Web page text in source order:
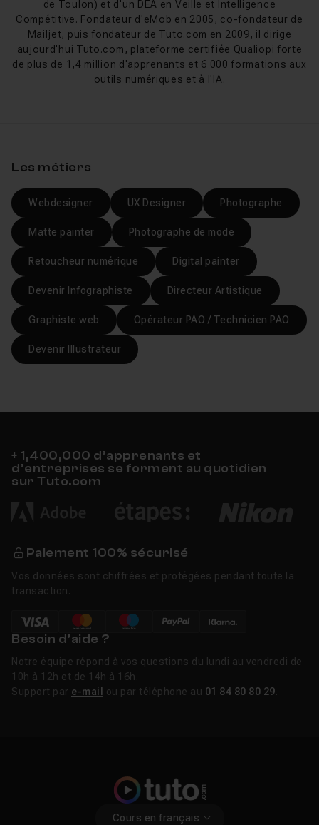
tutos gratuits Photoshopmais aussi
desformations complètespour correspondre à tous
vos besoins.
de Toulon) et d'un DEA en Veille et Intelligence
Compétitive. Fondateur d'eMob en 2005, co-fondateur de
Mailjet, puis fondateur de Tuto.com en 2009, il dirige
aujourd'hui Tuto.com, plateforme certifiée Qualiopi forte
de plus de 1,4 million d'apprenants et 6 000 formations aux
outils numériques et à l'IA.
Les métiers
Webdesigner UX Designer Photographe
Matte painter Photographe de mode
Retoucheur numérique Digital painter
Devenir Infographiste Directeur Artistique
Graphiste web Opérateur PAO / Technicien PAO
Devenir Illustrateur
+ 1,400,000 d’apprenants et
d’entreprises se forment au quotidien
sur Tuto.com
Paiement 100% sécurisé
Vos données sont chiffrées et protégées pendant toute la
transaction.
Besoin d’aide ?
Notre équipe répond à vos questions du lundi au vendredi de
10h à 12h et de 14h à 16h.
Support par e-mail ou par téléphone au 01 84 80 80 29
Cours en français